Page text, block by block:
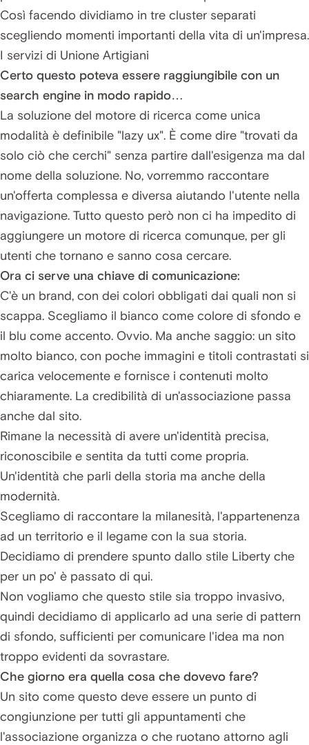
Così facendo dividiamo in tre cluster separati
scegliendo momenti importanti della vita di un'impresa.
I servizi di Unione Artigiani
Certo questo poteva essere raggiungibile con un
search engine in modo rapido…
La soluzione del motore di ricerca come unica
modalità è definibile "lazy ux". È come dire "trovati da
solo ciò che cerchi" senza partire dall'esigenza ma dal
nome della soluzione. No, vorremmo raccontare
un'offerta complessa e diversa aiutando l'utente nella
navigazione. Tutto questo però non ci ha impedito di
aggiungere un motore di ricerca comunque, per gli
utenti che tornano e sanno cosa cercare.
Ora ci serve una chiave di comunicazione:
C'è un brand, con dei colori obbligati dai quali non si
scappa. Scegliamo il bianco come colore di sfondo e
il blu come accento. Ovvio. Ma anche saggio: un sito
molto bianco, con poche immagini e titoli contrastati si
carica velocemente e fornisce i contenuti molto
chiaramente. La credibilità di un'associazione passa
anche dal sito.
Rimane la necessità di avere un'identità precisa,
riconoscibile e sentita da tutti come propria.
Un'identità che parli della storia ma anche della
modernità.
Scegliamo di raccontare la milanesità, l'appartenenza
ad un territorio e il legame con la sua storia.
Decidiamo di prendere spunto dallo stile Liberty che
per un po' è passato di qui.
Non vogliamo che questo stile sia troppo invasivo,
quindi decidiamo di applicarlo ad una serie di pattern
di sfondo, sufficienti per comunicare l'idea ma non
troppo evidenti da sovrastare.
Che giorno era quella cosa che dovevo fare?
Un sito come questo deve essere un punto di
congiunzione per tutti gli appuntamenti che
l'associazione organizza o che ruotano attorno agli